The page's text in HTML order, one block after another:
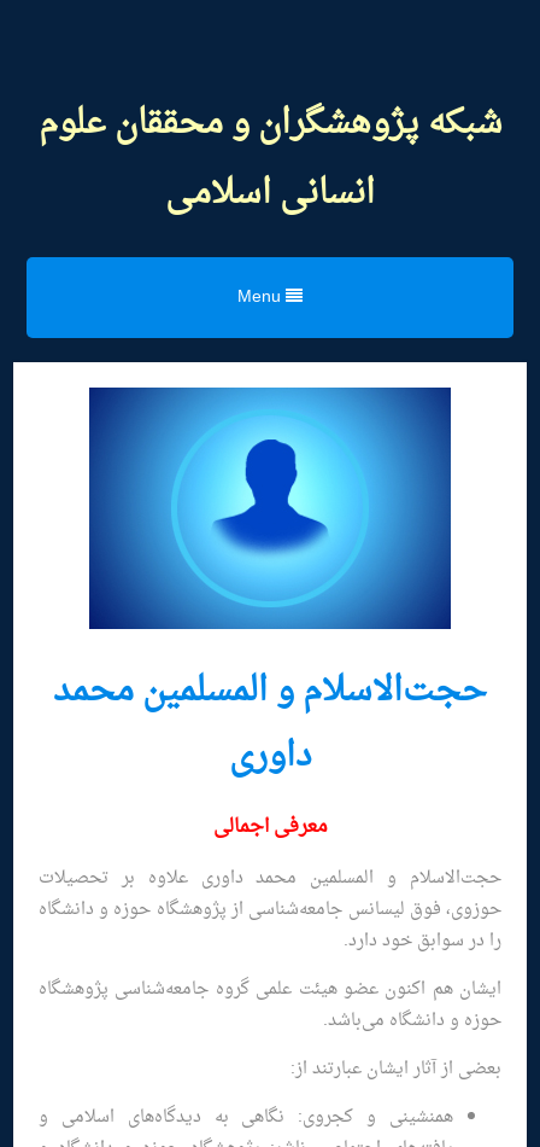
شبکه پژوهشگران و محققان علوم
انسانی اسلامی
حجت‌الاسلام و المسلمین محمد
داوری
معرفی اجمالی
حجت‌الاسلام و المسلمین محمد داوری علاوه بر تحصیلات
حوزوی، فوق لیسانس جامعه‌شناسی از پژوهشگاه حوزه و دانشگاه
را در سوابق خود دارد.
ایشان هم اکنون عضو هیئت علمی گروه جامعه‌شناسی پژوهشگاه
حوزه و دانشگاه می‌باشد.
بعضی از آثار ایشان عبارتند از:
همنشینی و کجروی: نگاهی به دیدگاه‌های اسلامی و